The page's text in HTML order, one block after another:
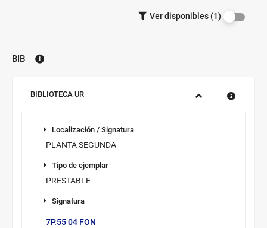
ejemplares
Ver disponibles (1)
Biblioteca:
BIB
Sucursal:
BIBLIOTECA UR
disponibles
Localización
Tipo de
Signatura/sup.
Localización / Signatura
PLANTA SEGUNDA
Tipo de ejemplar
PRESTABLE
Signatura
7P.55 04 FON